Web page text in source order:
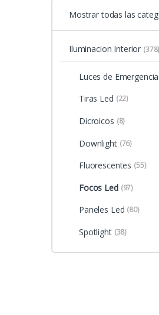
Mostrar todas las
Iluminacion Interior (378)
Luces de Emergencia
Tiras Led (22)
Dicroicos (8)
Downlight (76)
Fluorescentes (55)
Focos Led (97)
Paneles Led (80)
Spotlight (38)